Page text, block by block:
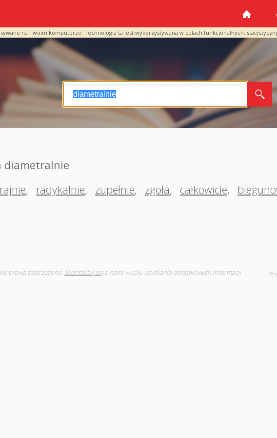
na Twoim komputerze. Technologia ta jest wykorzystywana w celach funkcjonalnych,
diametralnie
, radykalnie, zupełnie, zgoła, całkowicie,
prawa zastrzeżone. Skontaktuj sięz nami w celu uzyskania dodatkowych informacji